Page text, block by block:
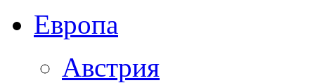
Европа
Австрия